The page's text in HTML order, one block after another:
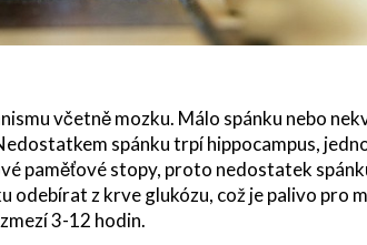
včetně mozku. Málo spánku nebo
spánku trpí hippocampus,
paměťové stopy, proto nedostatek
odebírat z krve glukózu, což je palivo pro
3-12 hodin.